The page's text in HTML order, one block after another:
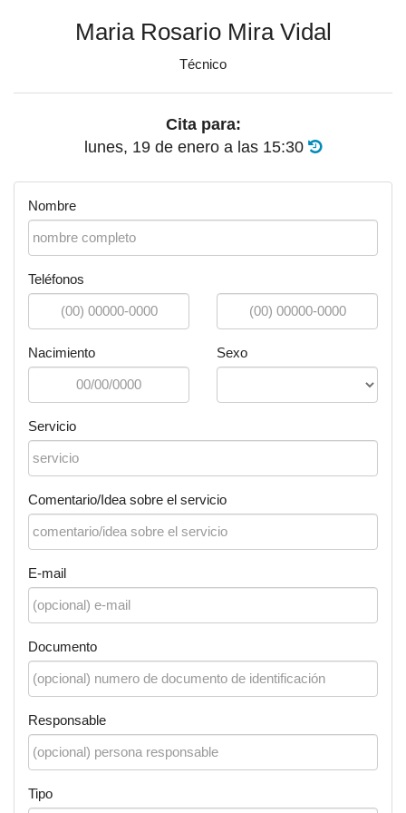
Maria Rosario Mira Vidal
Técnico
Cita para:
lunes, 19 de enero a las 15:30
Nombre
Teléfonos
Nacimiento Sexo
Servicio
Comentario/Idea sobre el servicio
E-mail
Documento
Responsable
Tipo